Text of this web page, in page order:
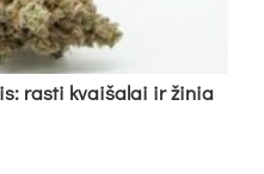
ras­ti kvai­ša­lai ir ži­nia